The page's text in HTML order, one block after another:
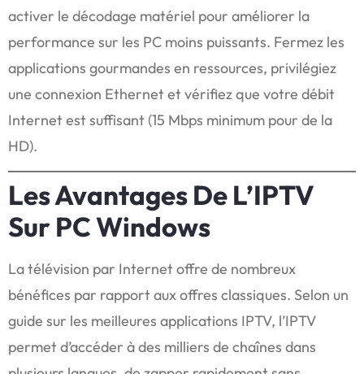
activer le décodage matériel pour améliorer la
performance sur les PC moins puissants. Fermez les
applications gourmandes en ressources, privilégiez
une connexion Ethernet et vérifiez que votre débit
Internet est suffisant (15 Mbps minimum pour de la
HD).
Les Avantages De L’IPTV
Sur PC Windows
La télévision par Internet offre de nombreux
bénéfices par rapport aux offres classiques. Selon un
guide sur les meilleures applications IPTV, l’IPTV
permet d’accéder à des milliers de chaînes dans